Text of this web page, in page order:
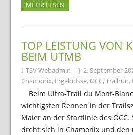
MEHR LESEN
TOP LEISTUNG VON
BEIM UTMB
TSV Webadmin 2. September
Chamonix, Ergebnisse, OCC, Trailrun,
Beim Ultra-Trail du Mont-
wichtigsten Rennen in der
Maier an der Startlinie des OCC.
dreht sich in Chamonix und den